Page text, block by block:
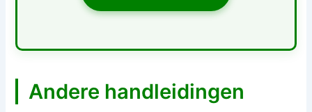
Andere handleidingen